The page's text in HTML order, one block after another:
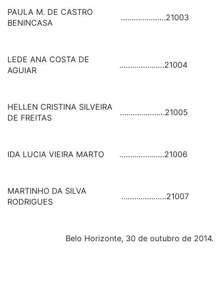
PAULA M. DE CASTRO
BENINCASA
…………………21003
LEDE ANA COSTA DE
AGUIAR
…………………21004
HELLEN CRISTINA SILVEIRA
DE FREITAS
…………………21005
IDA LUCIA VIEIRA MARTO …………………21006
MARTINHO DA SILVA
RODRIGUES
…………………21007
Belo Horizonte, 30 de outubro de 2014.